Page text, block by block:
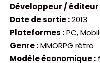
Développeur / éditeur
Date de sortie :2013
Plateformes :PC,
Genre :MMORPG rétro
Modèle économique :